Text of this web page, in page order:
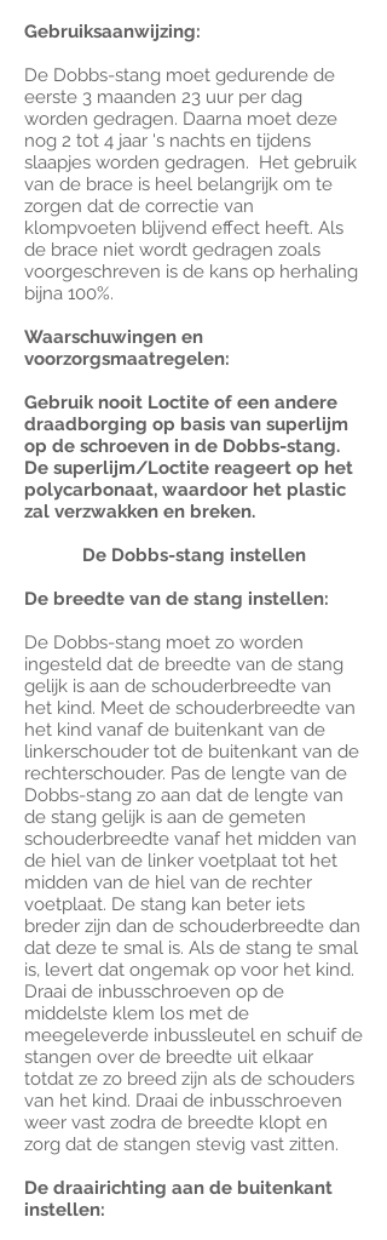
Gebruiksaanwijzing:
De Dobbs-stang moet gedurende de
eerste 3 maanden 23 uur per dag
worden gedragen. Daarna moet deze
nog 2 tot 4 jaar 's nachts en tijdens
slaapjes worden gedragen. Het gebruik
van de brace is heel belangrijk om te
zorgen dat de correctie van
klompvoeten blijvend effect heeft. Als
de brace niet wordt gedragen zoals
voorgeschreven is de kans op herhaling
bijna 100%.
Waarschuwingen en
voorzorgsmaatregelen:
Gebruik nooit Loctite of een andere
draadborging op basis van superlijm
op de schroeven in de Dobbs-stang.
De superlijm/Loctite reageert op het
polycarbonaat, waardoor het plastic
zal verzwakken en breken.
De Dobbs-stang instellen
De breedte van de stang instellen:
De Dobbs-stang moet zo worden
ingesteld dat de breedte van de stang
gelijk is aan de schouderbreedte van
het kind. Meet de schouderbreedte van
het kind vanaf de buitenkant van de
linkerschouder tot de buitenkant van de
rechterschouder. Pas de lengte van de
Dobbs-stang zo aan dat de lengte van
de stang gelijk is aan de gemeten
schouderbreedte vanaf het midden van
de hiel van de linker voetplaat tot het
midden van de hiel van de rechter
voetplaat. De stang kan beter iets
breder zijn dan de schouderbreedte dan
dat deze te smal is. Als de stang te smal
is, levert dat ongemak op voor het kind.
Draai de inbusschroeven op de
middelste klem los met de
meegeleverde inbussleutel en schuif de
stangen over de breedte uit elkaar
totdat ze zo breed zijn als de schouders
van het kind. Draai de inbusschroeven
weer vast zodra de breedte klopt en
zorg dat de stangen stevig vast zitten.
De draairichting aan de buitenkant
instellen: